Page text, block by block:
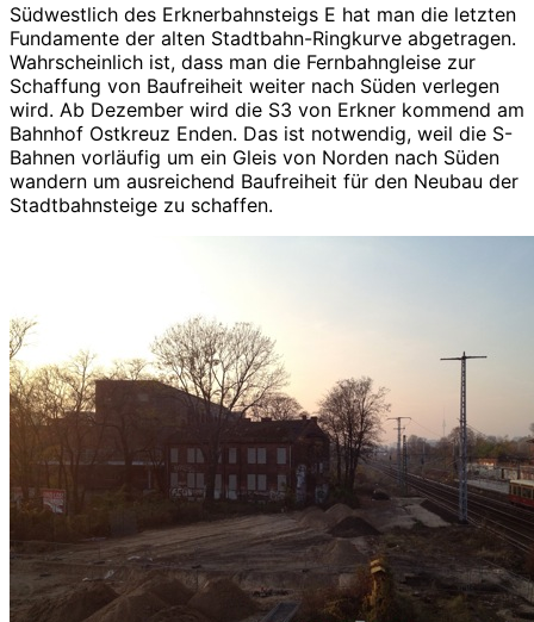
Südwestlich des Erknerbahnsteigs E hat man die letzten
Fundamente der alten Stadtbahn-Ringkurve abgetragen.
Wahrscheinlich ist, dass man die Fernbahngleise zur
Schaffung von Baufreiheit weiter nach Süden verlegen
wird. Ab Dezember wird die S3 von Erkner kommend am
Bahnhof Ostkreuz Enden. Das ist notwendig, weil die S-
Bahnen vorläufig um ein Gleis von Norden nach Süden
wandern um ausreichend Baufreiheit für den Neubau der
Stadtbahnsteige zu schaffen.